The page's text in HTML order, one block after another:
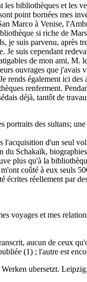
bibliothèques et les
point bornées mes
Marco à Venise,
si riche de
je suis parvenu, après
Je suis cependant
de mon ami, M.
ouvrages que
également ici
renferment.
déjà, tantôt de
des sultans;
d'un seul
Schakaïk,
plus qu'à la
coûté à eux seuls
réellement par
voyages et mes
aucun de ceux
(1) ; l'autre est
Werken ubersetzt.